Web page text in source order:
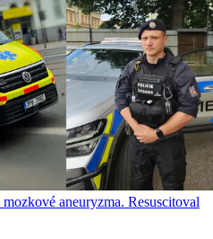
aneuryzma. Resuscitoval